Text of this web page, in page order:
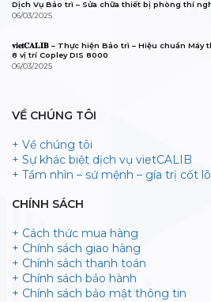
Dịch Vụ Bảo trì – Sửa chữa thiết bị phòng thí
06/03/2025
𝐯𝐢𝐞𝐭𝐂𝐀𝐋𝐈𝐁 – Thực hiện Bảo trì – Hiệu chuẩn
8 vị trí Copley DIS 8000
06/03/2025
VỀ CHÚNG TÔI
+ Về chúng tôi
+ Sự khác biệt dịch vụ vietCALIB
+ Tầm nhìn – sứ mệnh – gía trị cốt
CHÍNH SÁCH
+ Cách thức mua hàng
+ Chính sách giao hàng
+ Chính sách thanh toán
+ Chính sách bảo hành
+ Chính sách bảo mật thông tin